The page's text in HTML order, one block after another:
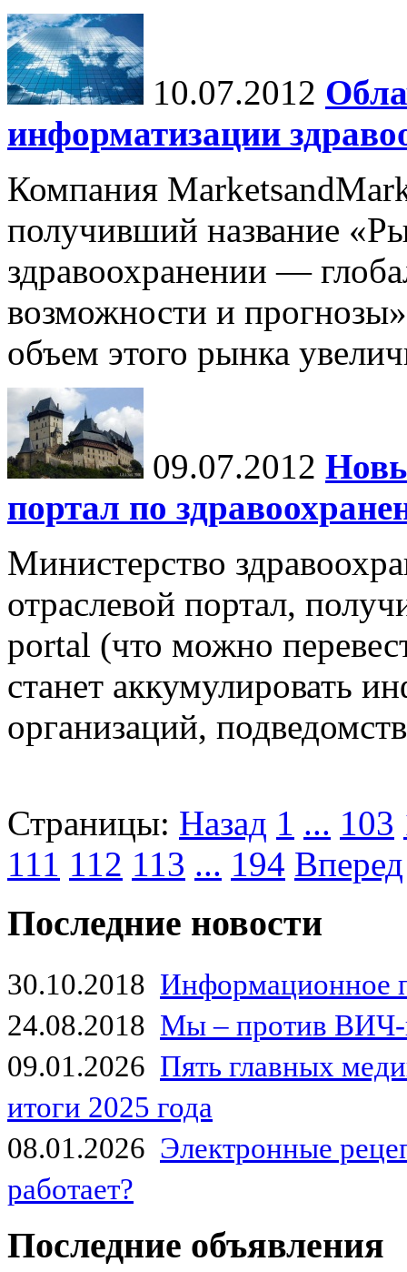
10.07.2012
информатизации
Компания
получивший название
здравоохранении —
возможности и
объем этого рынка
09.07.2012
портал по
Министерство
отраслевой портал,
portal (что можно
станет аккумулировать
организаций,
Страницы: Назад 1 ... 103
111 112 113 ... 194 Вперед
Последние новости
30.10.2018 Информационное
24.08.2018 Мы – против
09.01.2026 Пять главных
итоги 2025 года
08.01.2026 Электронные
работает?
Последние объявления